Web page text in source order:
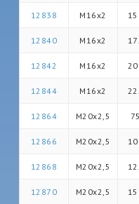
12838 M16x2
12840 M16x2
12842 M16x2
12844 M16x2
12864 M20x2,5
12866 M20x2,5
12868 M20x2,5
12870 M20x2,5